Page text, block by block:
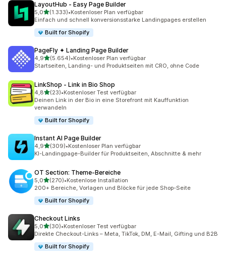
LayoutHub ‑ Easy Page Builder
5,0von 5 Sternen
(1.333)
1333 Rezensionen insgesamt
•Kostenloser Plan verfügbar
Einfach und schnell konversionsstarke Landingpages erstellen
Built for Shopify
PageFly ✦ Landing Page Builder
4,9von 5 Sternen
(5.654)
5654 Rezensionen insgesamt
•Kostenloser Plan verfügbar
Startseiten, Landing- und Produktseiten mit CRO, ohne Code
LinkShop ‑ Link in Bio Shop
4,8von 5 Sternen
(23)
23 Rezensionen insgesamt
•Kostenloser Test verfügbar
Deinen Link in der Bio in eine Storefront mit Kauffunktion
verwandeln
Built for Shopify
Instant AI Page Builder
4,9von 5 Sternen
(309)
309 Rezensionen insgesamt
•Kostenloser Plan verfügbar
KI-Landingpage-Builder für Produktseiten, Abschnitte & mehr
OT Section: Theme‑Bereiche
5,0von 5 Sternen
(270)
270 Rezensionen insgesamt
•Kostenlose Installation
200+ Bereiche, Vorlagen und Blöcke für jede Shop-Seite
Built for Shopify
Checkout Links
5,0von 5 Sternen
(30)
30 Rezensionen insgesamt
•Kostenloser Test verfügbar
Direkte Checkout-Links – Meta, TikTok, DM, E-Mail, Gifting und B2B
Built for Shopify